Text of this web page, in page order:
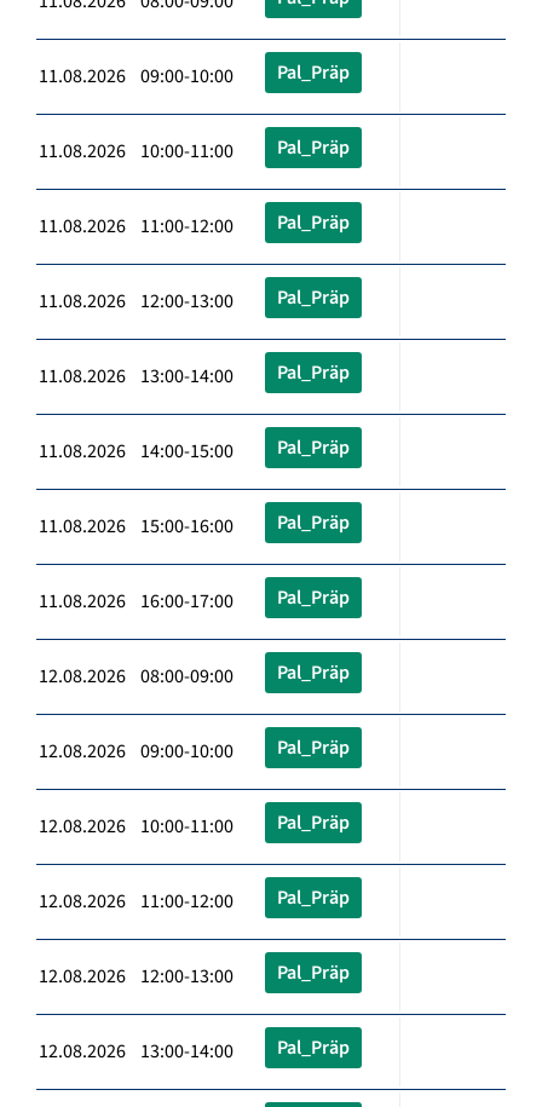
11.08.2026 09:00-10:00 Pal_Präp
11.08.2026 10:00-11:00 Pal_Präp
11.08.2026 11:00-12:00 Pal_Präp
11.08.2026 12:00-13:00 Pal_Präp
11.08.2026 13:00-14:00 Pal_Präp
11.08.2026 14:00-15:00 Pal_Präp
11.08.2026 15:00-16:00 Pal_Präp
11.08.2026 16:00-17:00 Pal_Präp
12.08.2026 08:00-09:00 Pal_Präp
12.08.2026 09:00-10:00 Pal_Präp
12.08.2026 10:00-11:00 Pal_Präp
12.08.2026 11:00-12:00 Pal_Präp
12.08.2026 12:00-13:00 Pal_Präp
12.08.2026 13:00-14:00 Pal_Präp